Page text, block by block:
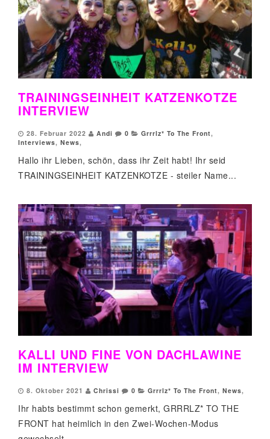
TRAININGSEINHEIT KATZENKOTZE
INTERVIEW
28. Februar 2022 Andi 0 Grrrlz* To The Front,
Interviews, News,
Hallo ihr Lieben, schön, dass ihr Zeit habt! Ihr seid
TRAININGSEINHEIT KATZENKOTZE - steiler Name...
KALLI UND FINE VON DACHLAWINE
IM INTERVIEW
8. Oktober 2021 Chrissi 0 Grrrlz* To The Front, News,
Ihr habts bestimmt schon gemerkt, GRRRLZ* TO THE
FRONT hat heimlich in den Zwei-Wochen-Modus